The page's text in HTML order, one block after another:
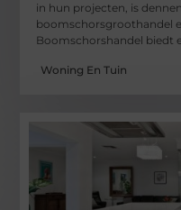
in hun projecten, is
boomschorsgroothandel
Boomschorshandel biedt
Woning En Tuin